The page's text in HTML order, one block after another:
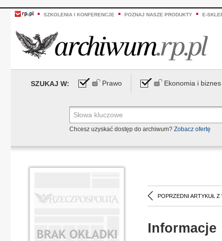
SZKOLENIA I KONFERENCJE POZNAJ NASZE PRODUKTY E-
SZUKAJ W: Prawo Ekonomia i biznes
Chcesz uzyskać dostęp do archiwum? Zobacz ofertę
POPRZEDNI ARTYKUŁ Z
Informacje